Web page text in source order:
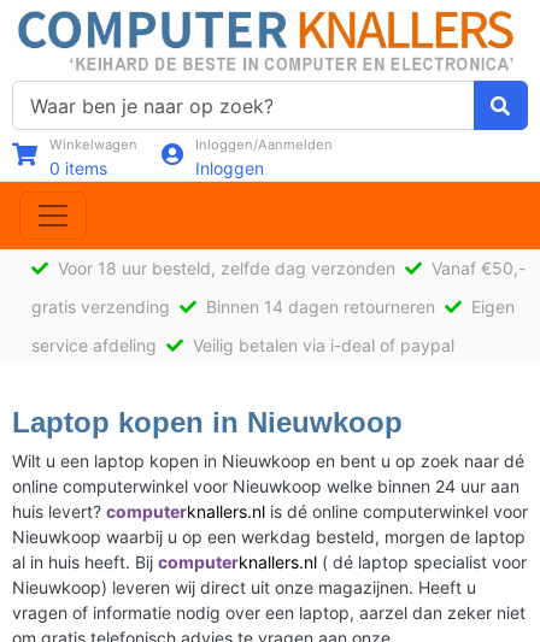
Winkelwagen
0 items
Inloggen/Aanmelden
Inloggen
Voor 18 uur besteld, zelfde dag verzonden
Vanaf €50,-
gratis verzending
Binnen 14 dagen retourneren
Eigen
service afdeling
Veilig betalen via i-deal of paypal
Laptop kopen in Nieuwkoop
Wilt u een laptop kopen in Nieuwkoop en bent u op zoek naar dé
online computerwinkel voor Nieuwkoop welke binnen 24 uur aan
huis levert? computerknallers.nl is dé online computerwinkel voor
Nieuwkoop waarbij u op een werkdag besteld, morgen de laptop
al in huis heeft. Bij computerknallers.nl ( dé laptop specialist voor
Nieuwkoop) leveren wij direct uit onze magazijnen. Heeft u
vragen of informatie nodig over een laptop, aarzel dan zeker niet
om gratis telefonisch advies te vragen aan onze